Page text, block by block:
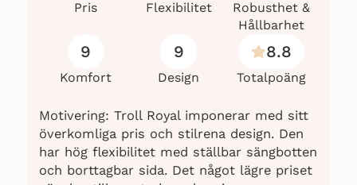
Pris Flexibilitet
Robusthet &
Hållbarhet
9
Komfort
9
Design
8.8
Totalpoäng
Motivering: Troll Royal imponerar med sitt
överkomliga pris och stilrena design. Den
har hög flexibilitet med ställbar sängbotten
och borttagbar sida. Det något lägre priset